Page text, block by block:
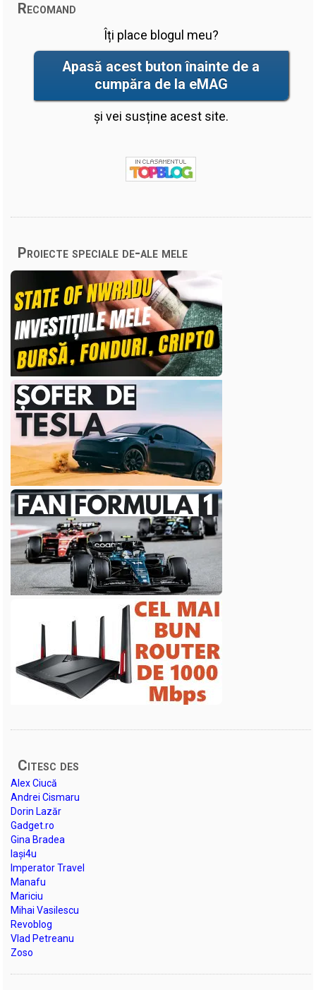
Recomand
Îți place blogul meu?
Apasă acest buton înainte de a
cumpăra de la eMAG
și vei susține acest site.
Proiecte speciale de-ale mele
Citesc des
Alex Ciucă
Andrei Cismaru
Dorin Lazăr
Gadget.ro
Gina Bradea
Iași4u
Imperator Travel
Manafu
Mariciu
Mihai Vasilescu
Revoblog
Vlad Petreanu
Zoso